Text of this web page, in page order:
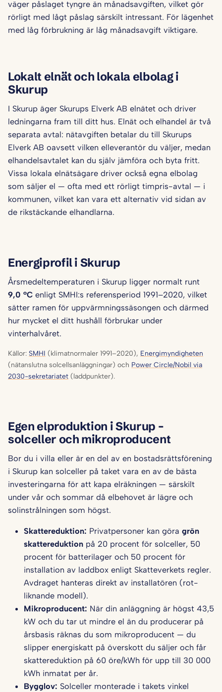
väger påslaget tyngre än månadsavgiften, vilket gör
rörligt med lågt påslag särskilt intressant. För lägenhet
med låg förbrukning är låg månadsavgift viktigare.
Lokalt elnät och lokala elbolag i
Skurup
I Skurup äger Skurups Elverk AB elnätet och driver
ledningarna fram till ditt hus. Elnät och elhandel är två
separata avtal: nätavgiften betalar du till Skurups
Elverk AB oavsett vilken elleverantör du väljer, medan
elhandelsavtalet kan du själv jämföra och byta fritt.
Vissa lokala elnätsägare driver också egna elbolag
som säljer el — ofta med ett rörligt timpris-avtal — i
kommunen, vilket kan vara ett alternativ vid sidan av
de rikstäckande elhandlarna.
Energiprofil i Skurup
Årsmedeltemperaturen i Skurup ligger normalt runt
9,0 °C enligt SMHI:s referensperiod 1991–2020, vilket
sätter ramen för uppvärmningssäsongen och därmed
hur mycket el ditt hushåll förbrukar under
vinterhalvåret.
Källor: SMHI (klimatnormaler 1991–2020), Energimyndigheten
(nätanslutna solcellsanläggningar) och Power Circle/Nobil via
2030-sekretariatet (laddpunkter).
Egen elproduktion i Skurup –
solceller och mikroproducent
Bor du i villa eller är en del av en bostadsrättsförening
i Skurup kan solceller på taket vara en av de bästa
investeringarna för att kapa elräkningen — särskilt
under vår och sommar då elbehovet är lägre och
solinstrålningen som högst.
Skattereduktion: Privatpersoner kan göra grön
skattereduktion på 20 procent för solceller, 50
procent för batterilager och 50 procent för
installation av laddbox enligt Skatteverkets regler.
Avdraget hanteras direkt av installatören (rot-
liknande modell).
Mikroproducent: När din anläggning är högst 43,5
kW och du tar ut mindre el än du producerar på
årsbasis räknas du som mikroproducent — du
slipper energiskatt på överskott du säljer och får
skattereduktion på 60 öre/kWh för upp till 30 000
kWh inmatat per år.
Bygglov: Solceller monterade i takets vinkel